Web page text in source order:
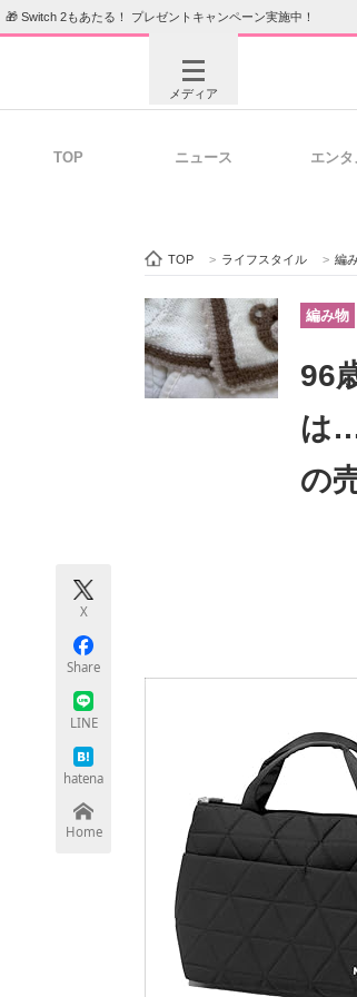
🎁 Switch 2もあたる！ プレゼントキャンペーン実施中！
メディア
ビジネスと働き方のヒント
TOP ニュース エンタ
TOP > ライフスタイル > 編
編み物
96
は
の
X
Share
LINE
hatena
Home